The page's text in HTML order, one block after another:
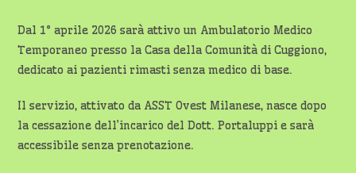
Dal 1° aprile 2026 sarà attivo un Ambulatorio Medico
Temporaneo presso la Casa della Comunità di Cuggiono,
dedicato ai pazienti rimasti senza medico di base.
Il servizio, attivato da ASST Ovest Milanese, nasce dopo
la cessazione dell’incarico del Dott. Portaluppi e sarà
accessibile senza prenotazione.